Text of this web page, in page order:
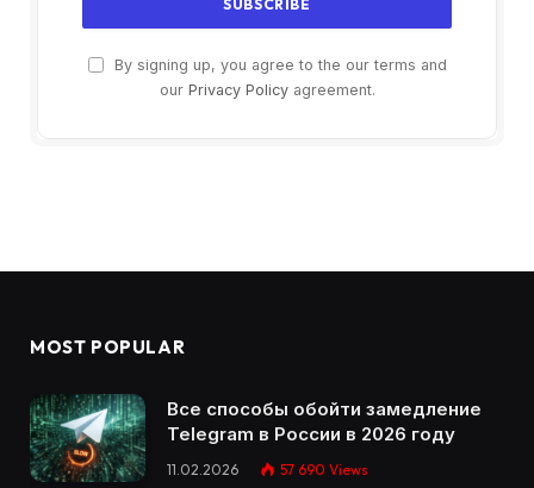
By signing up, you agree to the our terms and
our Privacy Policyagreement.
MOST POPULAR
Все способы обойти замедление
Telegram в России в 2026 году
11.02.2026 57 690 Views